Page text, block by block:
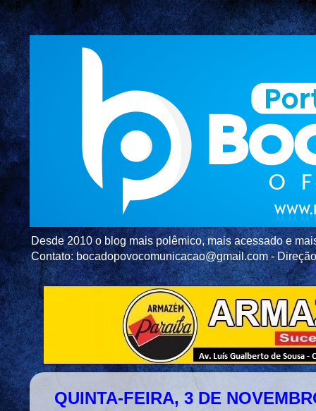
Desde 2010 o blog mais polêmico, mais acessado e
Contato: bocadopovocomunicacao@gmail.com -
QUINTA-FEIRA, 3 DE